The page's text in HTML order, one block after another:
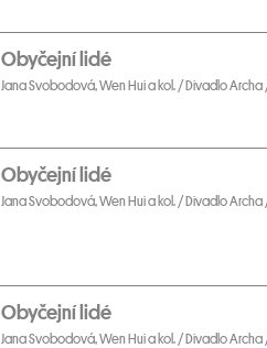
Obyčejní lidé
Jana Svobodová, Wen Hui a kol. / Divadlo Archa
Obyčejní lidé
Jana Svobodová, Wen Hui a kol. / Divadlo Archa
Obyčejní lidé
Jana Svobodová, Wen Hui a kol. / Divadlo Archa